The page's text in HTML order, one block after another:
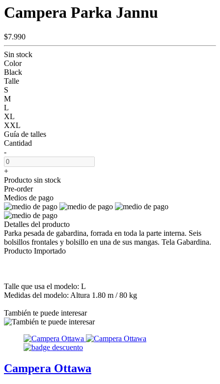
Campera Parka Jannu
$7.990
Sin stock
Color
Black
Talle
S
M
L
XL
XXL
Guía de talles
Cantidad
-
+
Producto sin stock
Pre-order
Medios de pago
Detalles del producto
Parka pesada de gabardina, forrada en toda la parte interna. Seis
bolsillos frontales y bolsillo en una de sus mangas. Tela Gabardina.
Producto Importado
Talle que usa el modelo: L
Medidas del modelo: Altura 1.80 m / 80 kg
También te puede interesar
Campera Ottawa